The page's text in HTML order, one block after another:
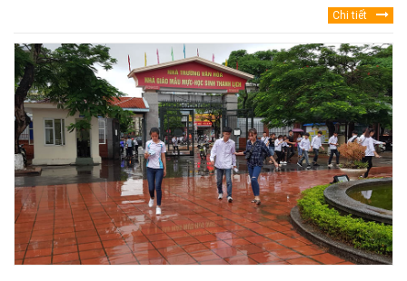
Chi tiết